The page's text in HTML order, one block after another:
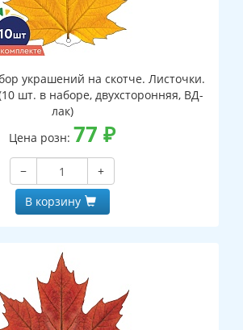
украшений на скотче. Листочки.
шт. в наборе, двухсторонняя, ВД-
лак)
Цена розн: 77 ₽
−
+
В корзину